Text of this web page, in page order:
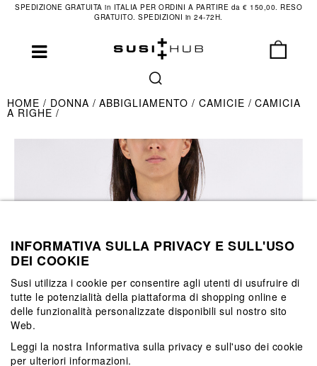
SPEDIZIONE GRATUITA in ITALIA PER ORDINI A PARTIRE da € 150,00. RESO
GRATUITO. SPEDIZIONI in 24-72H.
HOME DONNA ABBIGLIAMENTO CAMICIE CAMICIA
A RIGHE
INFORMATIVA SULLA PRIVACY E SULL'USO
DEI COOKIE
Susi utilizza i cookie per consentire agli utenti di usufruire di
tutte le potenzialità della piattaforma di shopping online e
delle funzionalità personalizzate disponibili sul nostro sito
Web.
Leggi la nostra Informativa sulla privacy e sull'uso dei cookie
per ulteriori informazioni.